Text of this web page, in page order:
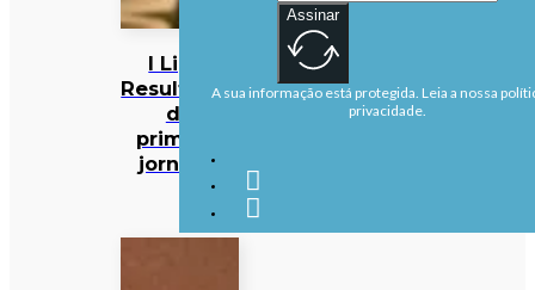
I Liga:
Resultados
da
primeira
jornada
Assinar
A sua informação está protegida. Leia a nossa
privacidade.